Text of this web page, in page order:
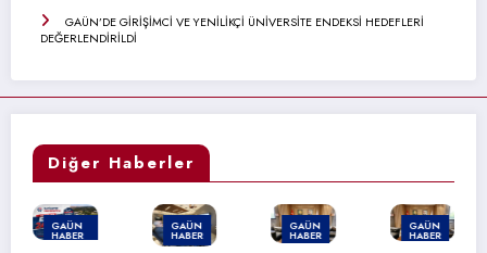
GAÜN’DE GİRİŞİMCİ VE YENİLİKÇİ ÜNİVERSİTE ENDEKSİ HEDEFLERİ
DEĞERLENDİRİLDİ
Diğer Haberler
GAÜN
HABER
GAÜN
HABER
GAÜN
HABER
GAÜN
HABER